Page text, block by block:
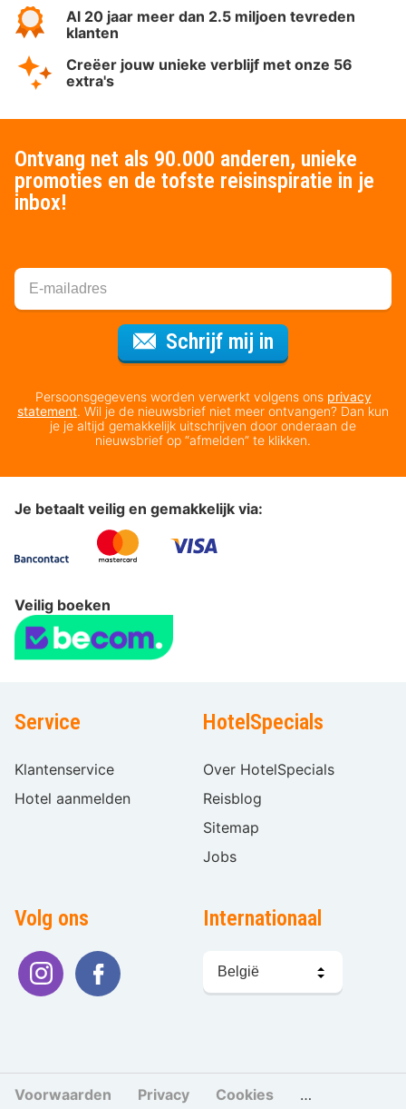
Al 20 jaar meer dan 2.5 miljoen tevreden
klanten
Creëer jouw unieke verblijf met onze 56
extra's
Ontvang net als 90.000 anderen, unieke
promoties en de tofste reisinspiratie in je
inbox!
Schrijf mij in
Persoonsgegevens worden verwerkt volgens ons privacy
statement. Wil je de nieuwsbrief niet meer ontvangen? Dan kun
je je altijd gemakkelijk uitschrijven door onderaan de
nieuwsbrief op “afmelden” te klikken.
Je betaalt veilig en gemakkelijk via:
Veilig boeken
Service
Klantenservice
Hotel aanmelden
HotelSpecials
Over HotelSpecials
Reisblog
Sitemap
Jobs
Volg ons Internationaal
kiezen
Voorwaarden Privacy Cookies Cookies